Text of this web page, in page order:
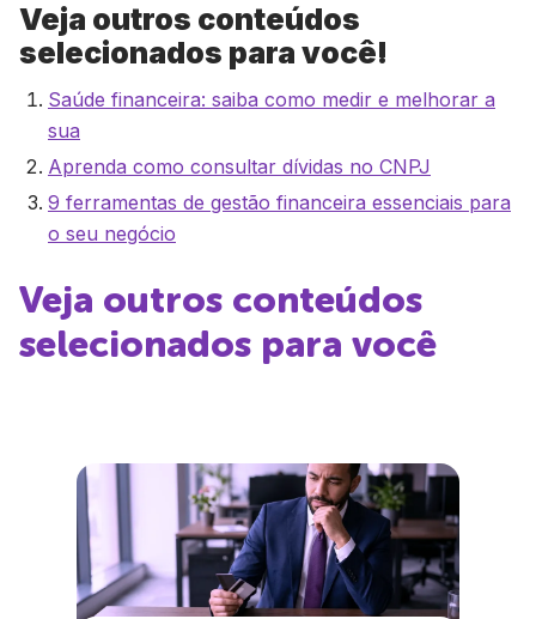
Veja outros conteúdos
selecionados para você!
Saúde financeira: saiba como medir e melhorar a
sua
Aprenda como consultar dívidas no CNPJ
9 ferramentas de gestão financeira essenciais para
o seu negócio
Veja outros conteúdos
selecionados para você